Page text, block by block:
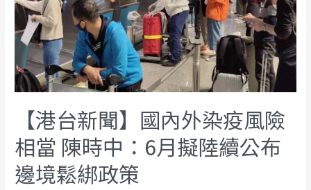
【港台新聞】國內外染疫風險
相當 陳時中：6月擬陸續公布
邊境鬆綁政策